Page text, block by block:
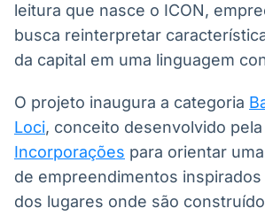
negociação
ativos
Datafeed
APIs para
integração de
conteúdos e
dados
leitura que nasce o ICON,
busca reinterpretar
da capital em uma linguagem
O projeto inaugura a categoria
Loci, conceito desenvolvido pela
Incorporações para orientar
de empreendimentos
dos lugares onde são